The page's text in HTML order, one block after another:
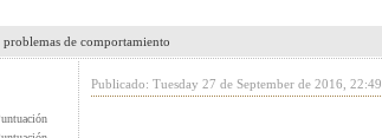
problemas de comportamiento
Publicado: Tuesday 27 de September de 2016, 22:49